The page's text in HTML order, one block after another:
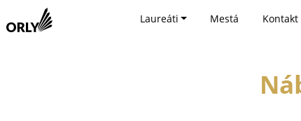
Laureáti Mestá Kontakt